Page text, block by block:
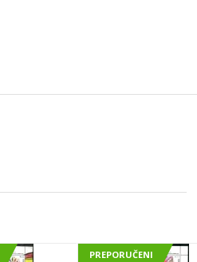
PREPORUČENI